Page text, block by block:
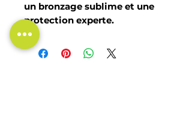
un bronzage sublime et une
protection experte.